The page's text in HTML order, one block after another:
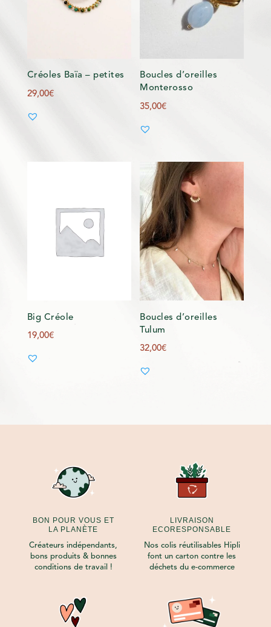
Créoles Baïa – petites
29,00€
Boucles d’oreilles
Monterosso
35,00€
Big Créole
19,00€
Boucles d’oreilles
Tulum
32,00€
BON POUR VOUS ET
LA PLANÈTE
Créateurs indépendants,
bons produits & bonnes
conditions de travail !
LIVRAISON
ECORESPONSABLE
Nos colis réutilisables Hipli
font un carton contre les
déchets du e-commerce